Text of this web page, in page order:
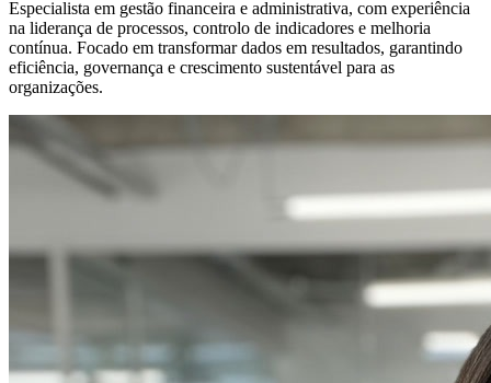
Especialista em gestão financeira e administrativa, com experiência
na liderança de processos, controlo de indicadores e melhoria
contínua. Focado em transformar dados em resultados, garantindo
eficiência, governança e crescimento sustentável para as
organizações.